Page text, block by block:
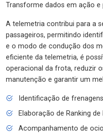
Transforme dados em ação
A telemetria contribui para a
passageiros, permitindo
e o modo de condução dos
eficiente da telemetria, é
operacional da frota, reduzir
manutenção e garantir um
Identificação de
Elaboração de Ranking
Acompanhamento de